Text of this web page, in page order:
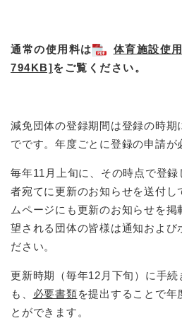
通常の使用料は
体育施設使
794KB]をご覧ください。
減免団体の登録期間は登録の時期
でです。年度ごとに登録の申請が
毎年11月上旬に、その時点で登
者宛てに更新のお知らせを送付し
ムページにも更新のお知らせを
望される団体の皆様は通知および
ださい。
更新時期（毎年12月下旬）に手
も、 必要書類を提出することで年
とができます。